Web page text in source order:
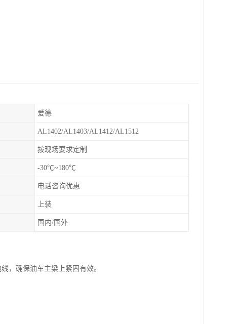
爱德
AL1402/AL1403/AL1412/AL1512
按现场要求定制
-30℃~180℃
电话咨询优惠
上装
国内/国外
，确保油车主梁上紧固有效。